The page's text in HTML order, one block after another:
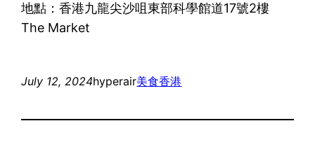
地點：香港九龍尖沙咀東部科學館道17號2樓
The Market
July 12, 2024hyperair美食香港